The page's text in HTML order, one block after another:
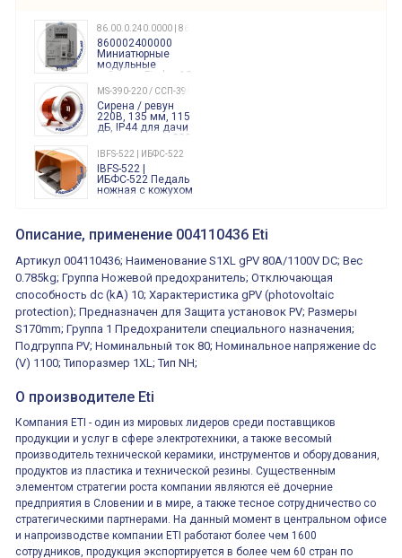
86.00.0.240.0000 | 860002400000
860002400000
Миниатюрные
модульные
таймеры Finder, 12-
240 Вольт AC/DC
Finder
86.00.0.240.0000
MS-390-220 / ССП-390 220В
Сирена / ревун
220В, 135 мм, 115
дБ, IP44 для дачи
производства 220
Вольт звук ситены
"пожарная
тревога"
IBFS-522 | ИБФС-522
IBFS-522 |
ИБФС-522 Педаль
ножная с кожухом
двойная,
15Ампер 250В
XVR13M05L
Маячок
оранжевый
230VAC 130мм
ВКН8108
ВКН8108
Концевой
выключатель /
выключатель
путевой,
алюминиевый
регулируемый
ролик
800202300000С | 80 02 0 230 0000 С
800202300000С
многофункциональные
0.1cек.-10 дней, 10
функций/режимов
Описание, применение 004110436 Eti
Артикул 004110436; Наименование S1XL gPV 80A/1100V DC; Вес
0.785kg; Группа Ножевой предохранитель; Отключающая
способность dc (kA) 10; Характеристика gPV (photovoltaic
protection); Предназначен для Защита установок PV; Размеры
S170mm; Группа 1 Предохранители специального назначения;
Подгруппа PV; Номинальный ток 80; Номинальное напряжение dc
(V) 1100; Типоразмер 1XL; Тип NH;
О производителе Eti
Компания ETI - один из мировых лидеров среди поставщиков
продукции и услуг в сфере электротехники, а также весомый
производитель технической керамики, инструментов и оборудования,
продуктов из пластика и технической резины. Существенным
элементом стратегии роста компании являются её дочерние
предприятия в Словении и в мире, а также тесное сотрудничество со
стратегическими партнерами. На данный момент в центральном офисе
и напроизводстве компании ETI работают более чем 1600
сотрудников, продукция экспортируется в более чем 60 стран по